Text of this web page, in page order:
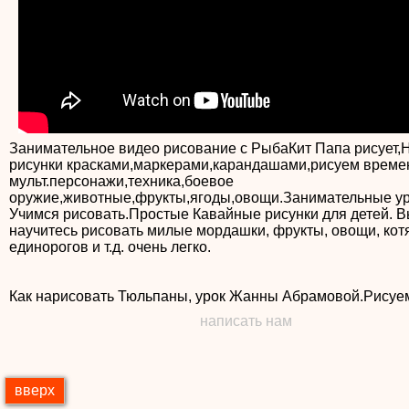
Занимательное видео рисование с РыбаКит Папа
рисунки красками,маркерами,карандашами,рисуем
мульт.персонажи,техника,боевое
оружие,животные,фрукты,ягоды,овощи.Занимательные
Учимся рисовать.Простые Кавайные рисунки для детей.
научитесь рисовать милые мордашки, фрукты, овощи,
единорогов и т.д. очень легко.
Как нарисовать Тюльпаны, урок Жанны
написать нам
вверх